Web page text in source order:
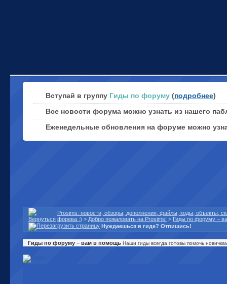
Вступай в группу Гиды по форуму (подробнее)
Все новости форума можно узнать из нашего
Еженедельные обновления на форуме можно
Prosims: новости, обзоры, дополнения, файлы, коды, объекты,
форева ;) > Добро пожаловать на Prosims! > Гиды по форуму –
Нуждаешься в гиде? Отпишись!
Гиды по форуму – вам в помощь Наши гиды всегда готовы помочь